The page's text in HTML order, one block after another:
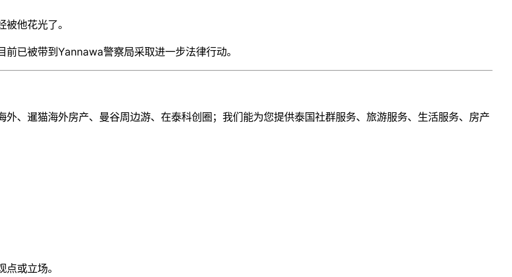
他花光了。
已被带到Yannawa警察局采取进一步法律行动。
外、暹猫海外房产、曼谷周边游、 在泰科创圈； 我们能为您提供泰国社群服务、旅游服务、生活服务、房产
或立场。